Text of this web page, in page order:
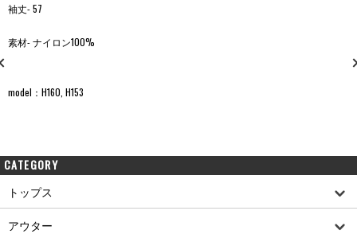
袖丈- 57
素材- ナイロン100%
model：H160, H153
CATEGORY
トップス
アウター